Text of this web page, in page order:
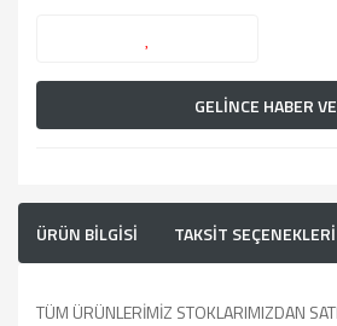
GELİNCE HABER
ÜRÜN BİLGİSİ TAKSİT SEÇENEKLERİ
TÜM ÜRÜNLERİMİZ STOKLARIMIZDAN